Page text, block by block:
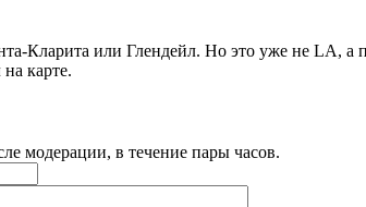
Кларита или Глендейл. Но это уже не LA,
карте.
модерации, в течение пары часов.